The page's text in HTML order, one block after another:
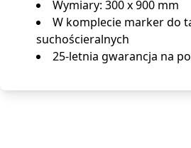
Wymiary: 300 x 900 mm
W komplecie marker do
suchościeralnych
25-letnia gwarancja na